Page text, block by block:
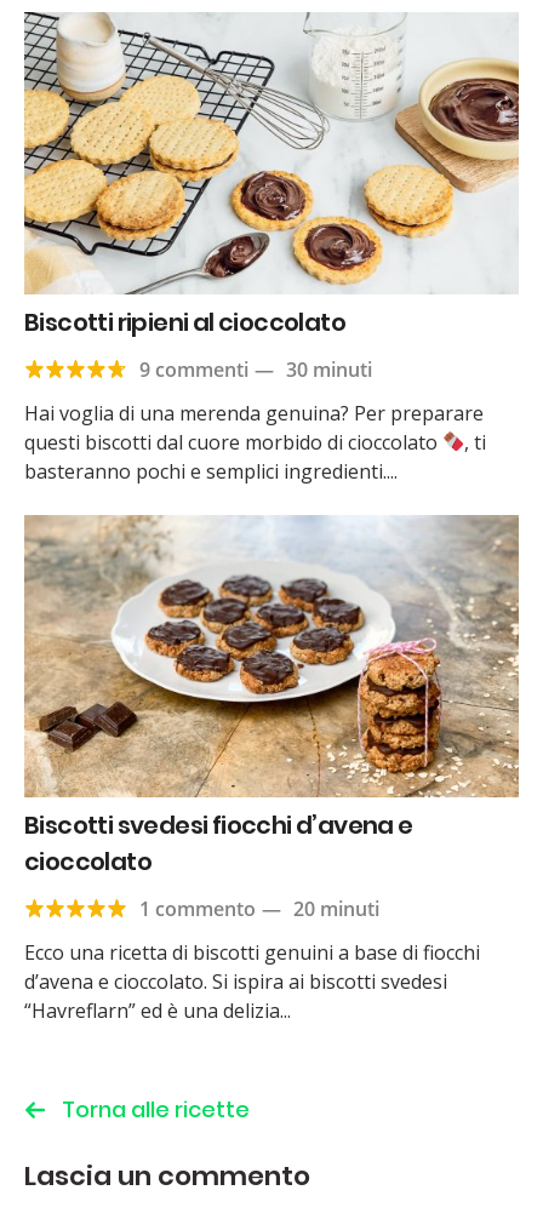
Biscotti ripieni al cioccolato
9 commenti — 30 minuti
Hai voglia di una merenda genuina? Per preparare
questi biscotti dal cuore morbido di cioccolato
, ti
basteranno pochi e semplici ingredienti....
Biscotti svedesi fiocchi d’avena e
cioccolato
1 commento — 20 minuti
Ecco una ricetta di biscotti genuini a base di fiocchi
d’avena e cioccolato. Si ispira ai biscotti svedesi
“Havreflarn” ed è una delizia...
Torna alle ricette
Lascia un commento